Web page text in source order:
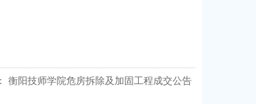
衡阳技师学院危房拆除及加固工程成交公告